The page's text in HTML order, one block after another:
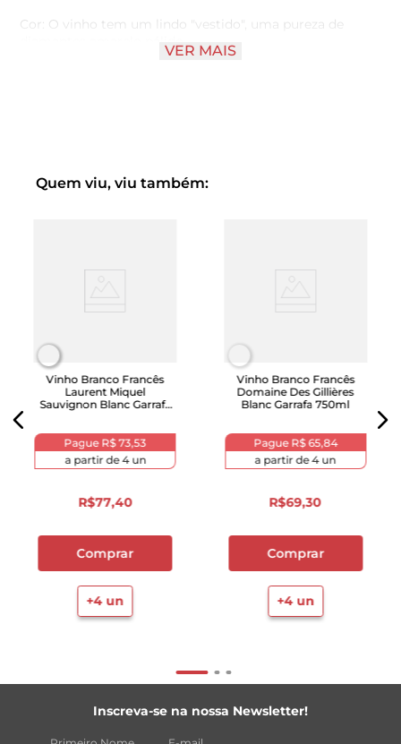
Cor: O vinho tem um lindo "vestido", uma pureza de
diamantes amarelo pálido.
doce e fumaça.
molho de creme e legumes para bebés. No final da
refeição, recomenda-se combinar o vinho com vários
VER MAIS
Quem viu, viu também:
Vinho Branco Francês
Laurent Miquel
Sauvignon Blanc Garrafa
Pague R$ 73,53
a partir de4un
R$77,40
Comprar
+4un
Vinho Branco Francês
Domaine Des Gillières
Blanc Garrafa 750ml
Pague R$ 65,84
a partir de4un
R$69,30
Comprar
+4un
Inscreva-se na nossa Newsletter!